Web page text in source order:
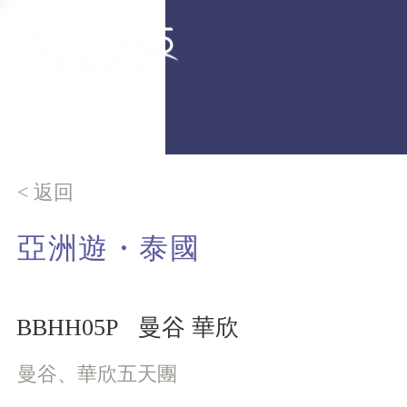
< 返回
亞洲遊 ・ 泰國
BBHH05P 曼谷 華欣
曼谷、華欣五天團